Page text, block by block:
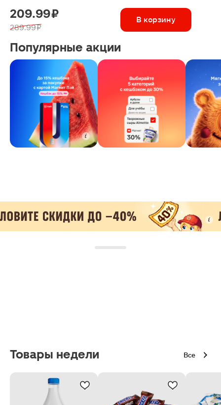
209.99 ₽
289.99 ₽
В корзину
Популярные акции
Товары недели Все